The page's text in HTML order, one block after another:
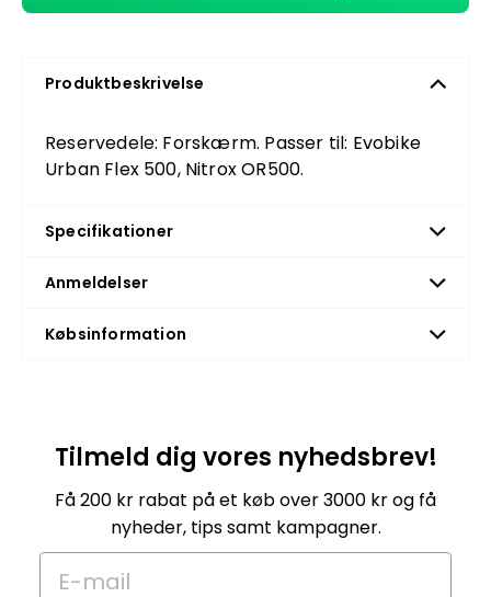
Produktbeskrivelse
Reservedele: Forskærm. Passer til: Evobike
Urban Flex 500, Nitrox OR500.
Specifikationer
Anmeldelser
Købsinformation
Tilmeld dig vores nyhedsbrev!
Få 200 kr rabat på et køb over 3000 kr og få
nyheder, tips samt kampagner.
E-mail